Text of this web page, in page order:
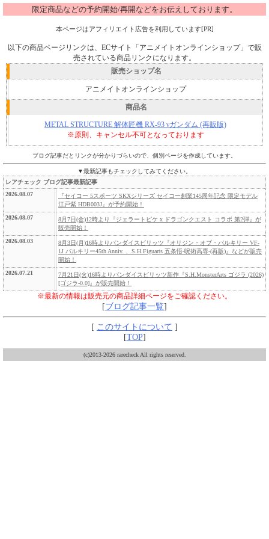
限定商品などの予約開始/再開などをお伝えしております。
本ページはアフィリエイト広告を利用しています[PR]
以下の商品ページリンクは、ECサイト「アニメイトオンラインショップ」で販
売されている商品リンクになります。
販売ショップ名
アニメイトオンラインショップ
商品名
METAL STRUCTURE 解体匠機 RX-93 νガンダム (再販版)
※原則、キャンセル不可となっております
ブログ記事だとリンクが分かりづらいので、個別ページを作成しています。
▼最新記事もチェックしてみてください。
レアチェック ブログ記事最新記事
2026.08.07
『セイコー 5スポーツ SKXシリーズ セイコー創業145周年記念 限定モデル
江戸紫 HDB003J』が予約開始！
2026.08.07
8月7日(金)12時より『ジェラートピケ x ドラゴンクエスト コラボ 第2弾』が
販売開始！
2026.08.03
8月3日(月)16時よりバンダイスピリッツ『オリジン・オブ・バルキリー VF-
1J バルキリー45th Anniv. 、S.H.Figuarts 五条悟-呪術高専-(再販)』などが販売
開始！
2026.07.21
7月21日(火)16時よりバンダイスピリッツ新作『S.H.MonsterArts ゴジラ (2026)
[ゴジラ-0.0]』が販売開始！
※最新の情報は販売元の商品詳細ページをご確認ください。
[ブログ記事一覧]
[ このサイトについて ]
[TOP]
(c)2013-2026 rarecheck All rights reserved.